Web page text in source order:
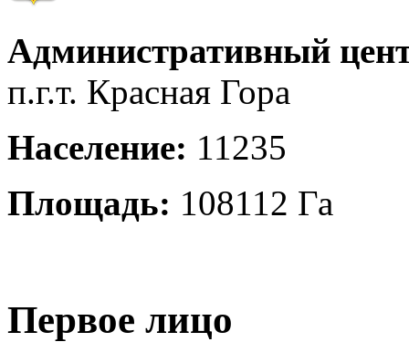
Административный
п.г.т. Красная Гора
Население: 11235
Площадь: 108112 Га
Первое лицо